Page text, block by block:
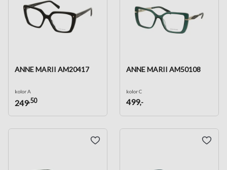
ANNE MARII AM20417
kolor A
249,50
ANNE MARII AM50108
kolor C
499,-